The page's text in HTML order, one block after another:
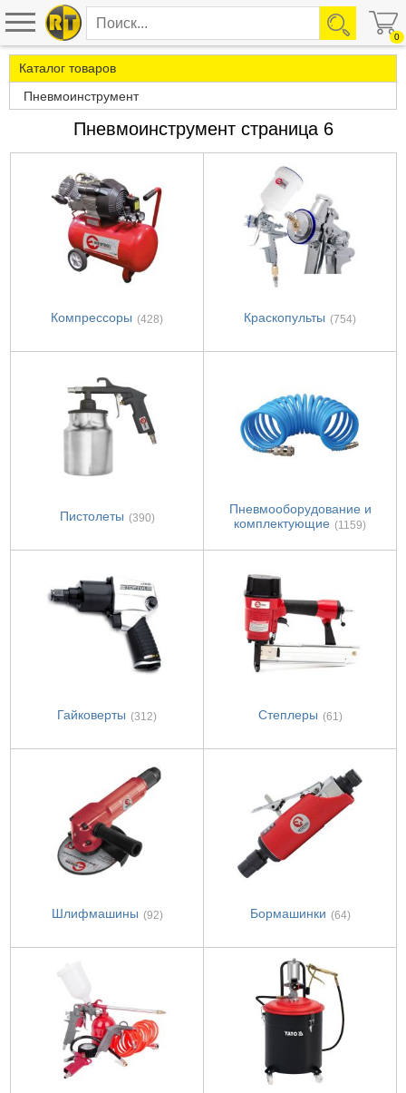
0
Каталог товаров
Пневмоинструмент
Пневмоинструмент страница 6
Компрессоры (428) Краскопульты (754)
Пистолеты (390)
Пневмооборудование и
комплектующие (1159)
Гайковерты (312) Степлеры (61)
Шлифмашины (92) Бормашинки (64)